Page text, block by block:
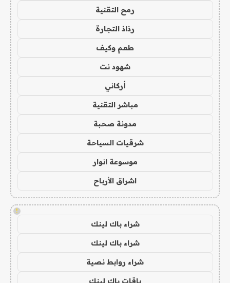
رمح التقنية
رذاذ التجارة
طعم وكيف
شهود نت
أركاني
مباشر التقنية
مدونة صحبة
شرقيات السياحة
موسوعة انوار
اشراق الأرباح
!
شراء باك لينك
شراء باك لينك
شراء روابط نصية
باقات باك لينك